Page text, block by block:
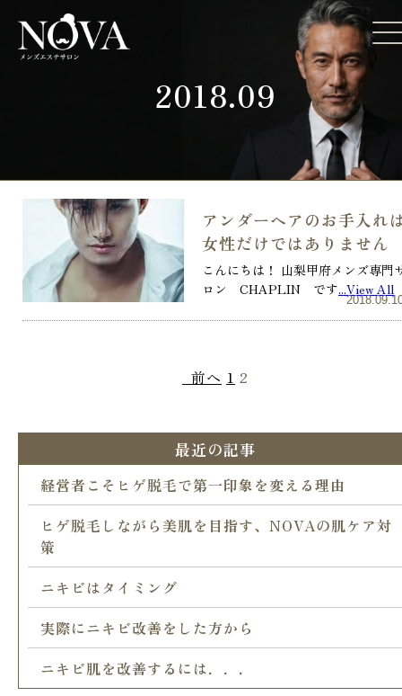
2018.09
アンダーヘアのお手入れ
女性だけではありません
こんにちは！ 山梨甲府メンズ専門
ロン CHAPLIN です...View All
前へ 1 2
最近の記事
経営者こそヒゲ脱毛で第一印象を変える理由
ヒゲ脱毛しながら美肌を目指す、NOVAの肌ケア対
策
ニキビはタイミング
実際にニキビ改善をした方から
ニキビ肌を改善するには．．．